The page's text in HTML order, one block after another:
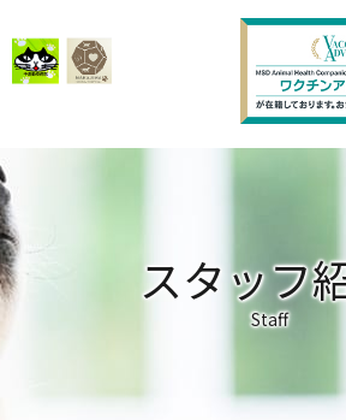
スタッフ
Staff